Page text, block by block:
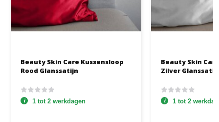
Beauty Skin Care Kussensloop
Rood Glanssatijn
1 tot 2 werkdagen
Beauty Skin Care
Zilver
1 tot 2